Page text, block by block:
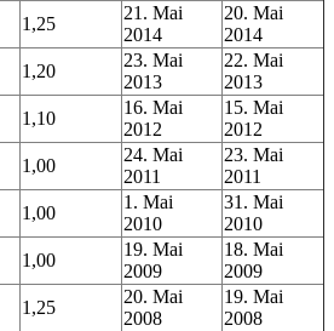
1,25
21. Mai
2014
20. Mai
2014
1,20
23. Mai
2013
22. Mai
2013
1,10
16. Mai
2012
15. Mai
2012
1,00
24. Mai
2011
23. Mai
2011
1,00
1. Mai
2010
31. Mai
2010
1,00
19. Mai
2009
18. Mai
2009
1,25
20. Mai
2008
19. Mai
2008